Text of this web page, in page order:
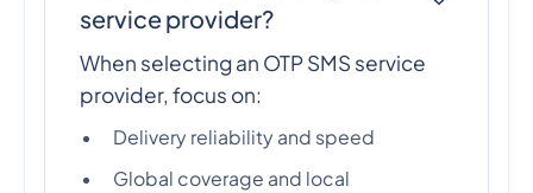
service provider?
When selecting an OTP SMS service
provider, focus on:
Delivery reliability and speed
Global coverage and local